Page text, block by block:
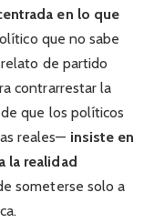
en lo que
que no sabe
de partido
contrarrestar la
que los políticos
reales— insiste en
la realidad
someterse solo a